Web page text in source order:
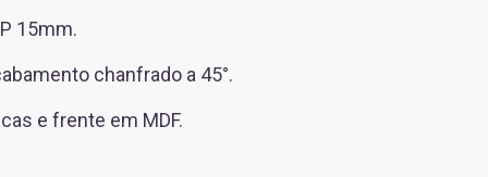
15mm.
chanfrado a 45°.
e frente em MDF.